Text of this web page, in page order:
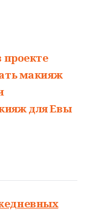
проекте
макияж
для Евы